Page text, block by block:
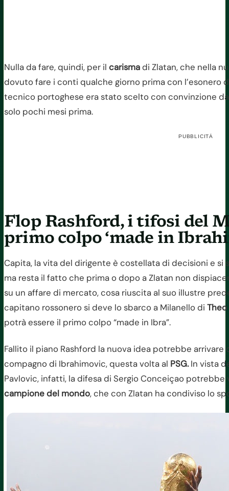
Nulla da fare, quindi, per il carismadi Zlatan, che nella
dovuto fare i conti qualche giorno prima con l’esonero
tecnico portoghese era stato scelto con convinzione
solo pochi mesi prima.
PUBBLICITÀ
Flop Rashford, i tifosi del
primo colpo ‘made in
Capita, la vita del dirigente è costellata di decisioni e si
ma resta il fatto che prima o dopo a Zlatan non
su un affare di mercato, cosa riuscita al suo illustre
capitano rossonero si deve lo sbarco a Milanello di
potrà essere il primo colpo “made in Ibra”.
Fallito il piano Rashford la nuova idea potrebbe
compagno di Ibrahimovic, questa volta al PSG.In vista
Pavlovic, infatti, la difesa di Sergio Conceiçao potrebbe
campione del mondo, che con Zlatan ha condiviso lo